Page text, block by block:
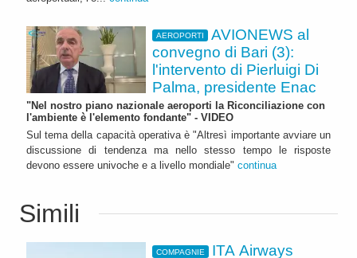
AEROPORTI
AVIONEWS al
convegno di Bari (3):
l'intervento di Pierluigi Di
Palma, presidente Enac
"Nel nostro piano nazionale aeroporti la Riconciliazione con
l'ambiente è l'elemento fondante" - VIDEO
Sul tema della capacità operativa è "Altresì importante avviare un
discussione di tendenza ma nello stesso tempo le risposte
devono essere univoche e a livello mondiale" continua
Simili
COMPAGNIE
ITA Airways